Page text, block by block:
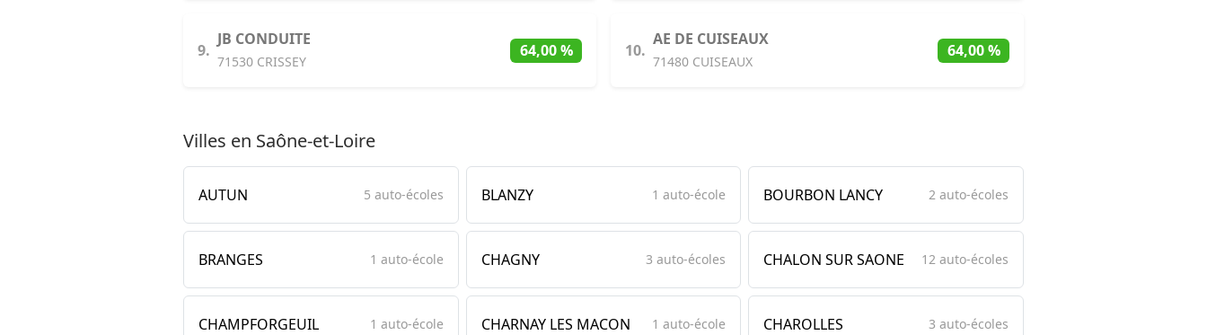
9.
JB CONDUITE
71530 CRISSEY
64,00 % 10.
AE DE CUISEAUX
71480 CUISEAUX
64,00 %
Villes en Saône-et-Loire
AUTUN 5 auto-écoles BLANZY 1 auto-école BOURBON LANCY 2 auto-écoles
BRANGES 1 auto-école CHAGNY 3 auto-écoles CHALON SUR SAONE 12 auto-écoles
CHAMPFORGEUIL 1 auto-école CHARNAY LES MACON 1 auto-école CHAROLLES 3 auto-écoles